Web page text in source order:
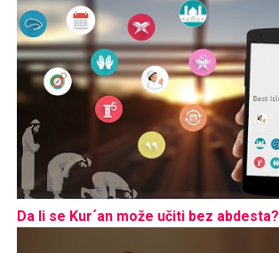
Da li se Kur´an može učiti bez abdesta?